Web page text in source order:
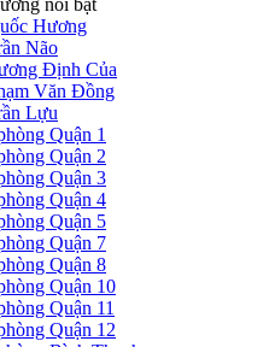
nổi bật
Hương
Não
Định Của
Văn Đồng
Lựu
Quận 1
Quận 2
Quận 3
Quận 4
Quận 5
Quận 7
Quận 8
Quận 10
Quận 11
Quận 12